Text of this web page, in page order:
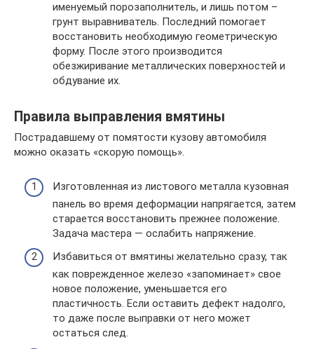
именуемый порозаполнитель, и лишь потом –
грунт выравниватель. Последний помогает
восстановить необходимую геометрическую
форму. После этого производится
обезжиривание металлических поверхностей и
обдувание их.
Правила выправления вмятины
Пострадавшему от помятости кузову автомобиля
можно оказать «скорую помощь».
Изготовленная из листового металла кузовная
панель во время деформации напрягается, затем
старается восстановить прежнее положение.
Задача мастера — ослабить напряжение.
Избавиться от вмятины желательно сразу, так
как поврежденное железо «запоминает» свое
новое положение, уменьшается его
пластичность. Если оставить дефект надолго,
то даже после выправки от него может
остаться след.